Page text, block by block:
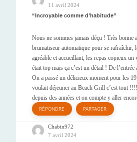
11 avril 2024
Incroyable comme d’habitude
Nous ne sommes jamais déçu ! Très bonne
brumatiseur automatique pour se rafraîchir,
agréable et accueillant, les repas copieux
était top mais ça c’est un détail ! De l’entrée
On a passé un délicieux moment pour les
voulait déjeuner au Beach Grill c’est tout
depuis des années et on compte y aller
RÉPONDRE PARTAGER
Chabin972
7 avril 2024